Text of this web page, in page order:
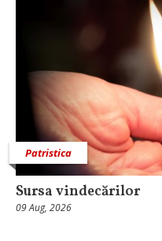
Patristica
Sursa vindecărilor
09 Aug, 2026